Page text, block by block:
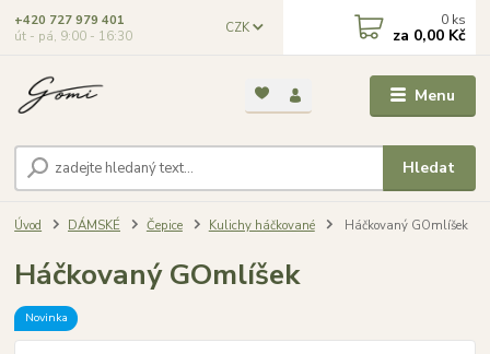
Menu
CZK
Hledat
+420 727 979 401
út - pá, 9:00 - 16:30
0 ks
za 0,00 Kč
Úvod DÁMSKÉ Čepice Kulichy háčkované Háčkovaný GOmlíšek
Háčkovaný GOmlíšek
Novinka